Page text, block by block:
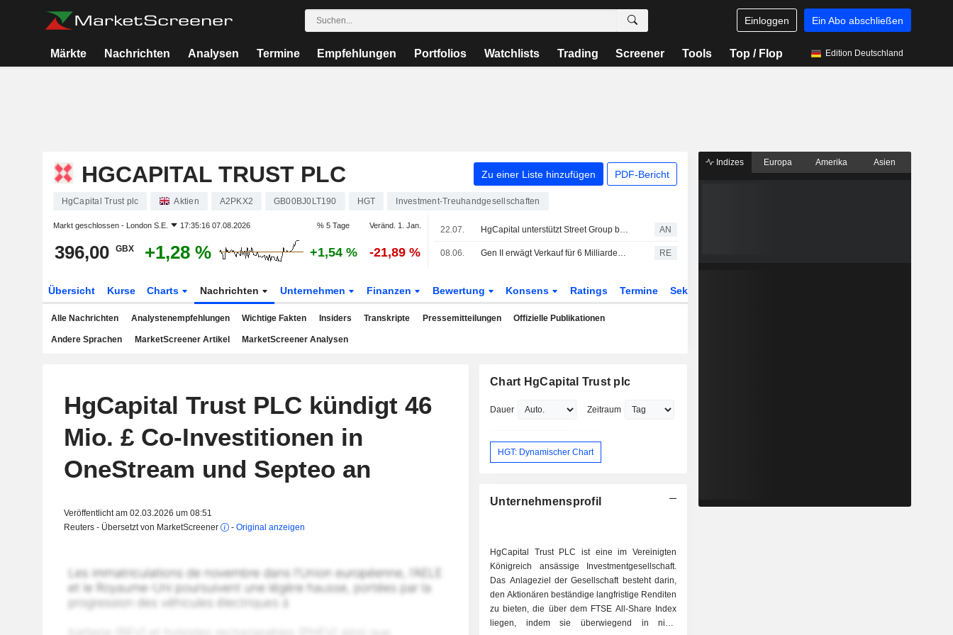
Einloggen Ein Abo abschließen
Märkte Nachrichten Analysen Termine Empfehlungen Portfolios Watchlists Trading Screener Tools Top / Flop Edition Deutschland
HGCAPITAL TRUST PLC Zu einer Liste hinzufügen PDF-Bericht
HgCapital Trust plc Aktien A2PKX2 GB00BJ0LT190 HGT Investment-Treuhandgesellschaften
Markt geschlossen - London S.E. 17:35:16 07.08.2026 % 5 Tage Veränd. 1. Jan.
396,00 GBX +1,28 % +1,54 % -21,89 %
22.07. HgCapital unterstützt Street Group bei Bewertung von 200 Mio. GBP AN
08.06. Gen II erwägt Verkauf für 6 Milliarden Dollar laut FT-Bericht RE
Übersicht Kurse Charts Nachrichten Unternehmen Finanzen Bewertung Konsens Ratings Termine Sektor
Alle Nachrichten Analystenempfehlungen Wichtige Fakten Insiders Transkripte Pressemitteilungen Offizielle Publikationen
Andere Sprachen MarketScreener Artikel MarketScreener Analysen
HgCapital Trust PLC kündigt 46
Mio. £ Co-Investitionen in
OneStream und Septeo an
Veröffentlicht am 02.03.2026 um 08:51
Reuters - Übersetzt von MarketScreener
- Original anzeigen
Chart HgCapital Trust plc
Dauer Zeitraum
HGT: Dynamischer Chart
Unternehmensprofil
HgCapital Trust PLC ist eine im Vereinigten
Königreich ansässige Investmentgesellschaft.
Das Anlageziel der Gesellschaft besteht darin,
den Aktionären beständige langfristige Renditen
zu bieten, die über dem FTSE All-Share Index
liegen, indem sie überwiegend in nicht
Indizes Europa Amerika Asien